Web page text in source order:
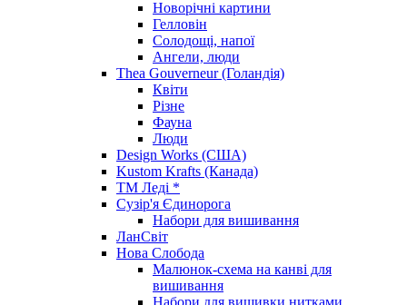
Новорічні картини
Гелловін
Солодощі, напої
Ангели, люди
Thea Gouverneur (Голандія)
Квіти
Різне
Фауна
Люди
Design Works (США)
Kustom Krafts (Канада)
ТМ Леді *
Сузір'я Єдинорога
Набори для вишивання
ЛанСвіт
Нова Слобода
Малюнок-схема на канві для
вишивання
Набори для вишивки нитками